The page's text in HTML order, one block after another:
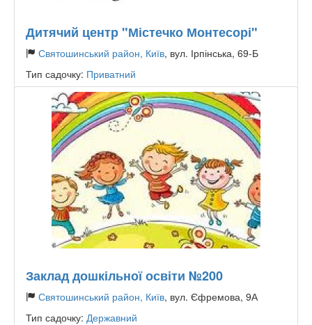
Дитячий центр "Містечко Монтесорі"
Святошинський район, Київ, вул. Ірпінська, 69-Б
Тип садочку: Приватний
Заклад дошкільної освіти №200
Святошинський район, Київ, вул. Єфремова, 9А
Тип садочку: Державний